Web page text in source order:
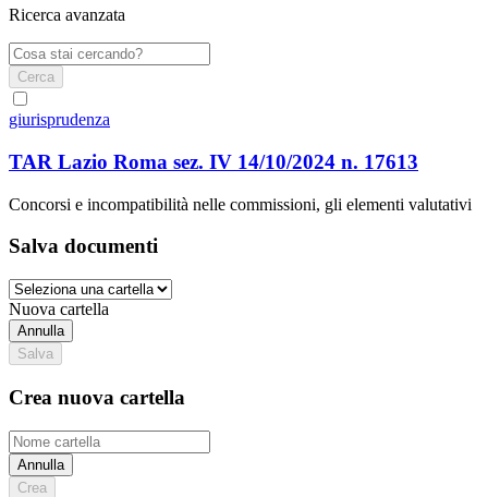
Ricerca avanzata
Cerca
giurisprudenza
TAR Lazio Roma sez. IV 14/10/2024 n. 17613
Concorsi e incompatibilità nelle commissioni, gli elementi valutativi
Salva documenti
Nuova cartella
Annulla
Salva
Crea nuova cartella
Annulla
Crea